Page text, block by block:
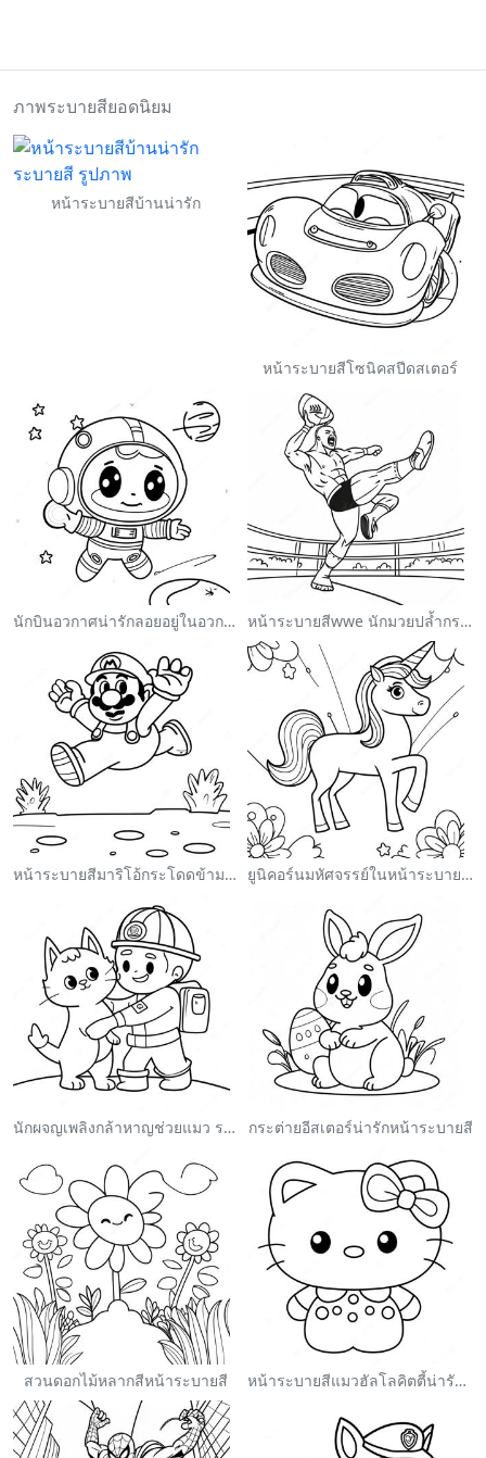
ภาพระบายสียอดนิยม
หน้าระบายสีบ้านน่ารัก
หน้าระบายสีโซนิคสปีดสเตอร์
นักบินอวกาศน่ารักลอยอยู่ในอวกาศ ระบายสี หน้าระบายสีwwe นักมวยปล้ำกระโดดใส่คู่ต่อสู้
หน้าระบายสีมาริโอ้กระโดดข้ามกูมบา ยูนิคอร์นมหัศจรรย์ในหน้าระบายสีสายรุ้ง
นักผจญเพลิงกล้าหาญช่วยแมว ระบายสี กระต่ายอีสเตอร์น่ารักหน้าระบายสี
สวนดอกไม้หลากสีหน้าระบายสี หน้าระบายสีแมวฮัลโลคิตตี้น่ารักพร้อมโบว์